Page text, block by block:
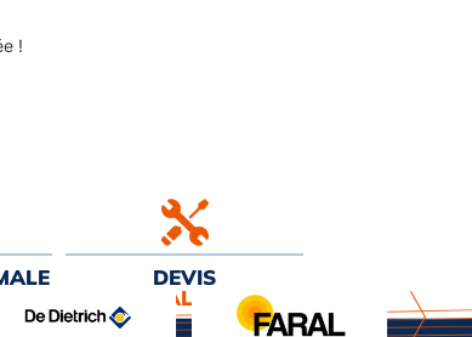
!
DEVIS
& INSTALLATION